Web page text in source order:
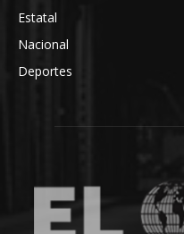
Estatal
Nacional
Deportes